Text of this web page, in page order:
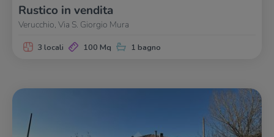
Rustico in vendita
Verucchio, Via S. Giorgio Mura
3 locali 100 Mq 1 bagno